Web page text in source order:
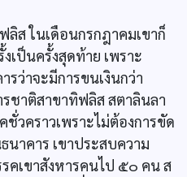
ลิส ในเดือนกรกฎาคมเขาก็
เป็นครั้งสุดท้าย เพราะ
รว่าจะมีการขนเงินกว่า
ชาติสาขาทิฟลิส สตาลินลา
วคราวเพราะไม่ต้องการขัด
นาคาร เขาประสบความ
คเขาสังหารคนไป ๕๐ คน ส